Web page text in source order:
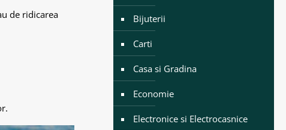
de ridicarea
Bijuterii
Carti
Casa si Gradina
Economie
Electronice si Electrocasnice